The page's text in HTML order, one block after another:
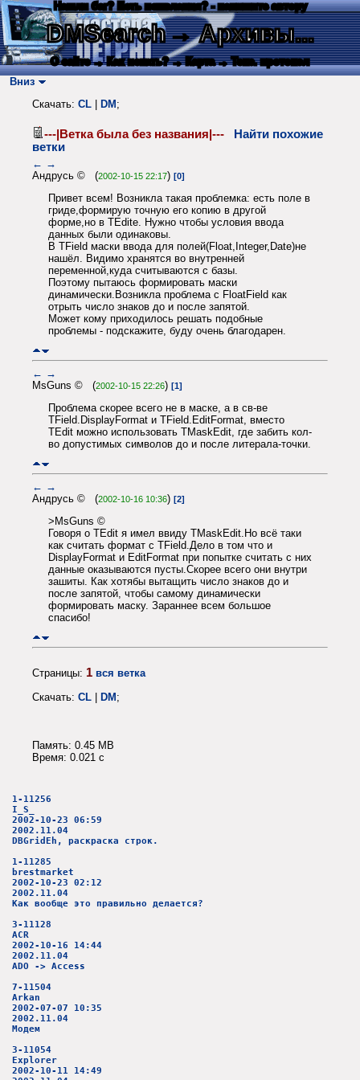
Нашли баг? Есть пожелания? - напишите автору
DMSearch→ Архивы...
О сайте → Как искать? → Карта → Текс. протокол
Вниз
Скачать: CL DM ;
---|Ветка была без названия|---
Найти похожие
ветки
← →
Андрусь © (2002-10-15 22:17) [0]
Привет всем! Возникла такая проблемка: есть поле в
гриде,формирую точную его копию в другой
форме,но в TEditе. Нужно чтобы условия ввода
данных были одинаковы.
В TField маски ввода для полей(Float,Integer,Date)не
нашёл. Видимо хранятся во внутренней
переменной,куда считываются с базы.
Поэтому пытаюсь формировать маски
динамически.Возникла проблема с FloatField как
отрыть число знаков до и после запятой.
Может кому приходилось решать подобные
проблемы - подскажите, буду очень благодарен.
← →
MsGuns © (2002-10-15 22:26) [1]
Проблема скорее всего не в маске, а в св-ве
TField.DisplayFormat и TField.EditFormat, вместо
TEdit можно использовать TMaskEdit, где забить кол-
во допустимых символов до и после литерала-точки.
← →
Андрусь © (2002-10-16 10:36) [2]
>MsGuns ©
Говоря о TEdit я имел ввиду TMaskEdit.Но всё таки
как считать формат с TField.Дело в том что и
DisplayFormat и EditFormat при попытке считать с них
данные оказываются пусты.Скорее всего они внутри
зашиты. Как хотябы вытащить число знаков до и
после запятой, чтобы самому динамически
формировать маску. Зараннее всем большое
спасибо!
Страницы: 1 вся ветка
Скачать: CL | DM;
Память: 0.45 MB
Время: 0.021 c
1-11256
I_S_
2002-10-23 06:59
2002.11.04
DBGridEh, раскраска строк.
1-11285
brestmarket
2002-10-23 02:12
2002.11.04
Как вообще это правильно делается?
3-11128
ACR
2002-10-16 14:44
2002.11.04
ADO -> Access
7-11504
Arkan
2002-07-07 10:35
2002.11.04
Модем
3-11054
Explorer
2002-10-11 14:49